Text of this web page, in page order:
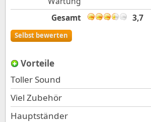
Gesamt 3,7
Selbst bewerten
Vorteile
Toller Sound
Viel Zubehör
Hauptständer